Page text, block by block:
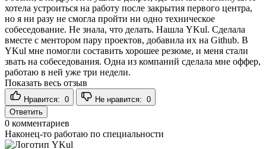
хотела устроиться на работу после закрытия первого центра,
но я ни разу не смогла пройти ни одно техническое
собеседование. Не знала, что делать. Нашла YKul. Сделала
вместе с ментором пару проектов, добавила их на Github. В
YKul мне помогли составить хорошее резюме, и меня стали
звать на собеседования. Одна из компаний сделала мне оффер,
работаю в ней уже три недели.
Показать весь отзыв
Нравится: 0 Не нравится: 0
Ответить
0 комментариев
Наконец-то работаю по специальности